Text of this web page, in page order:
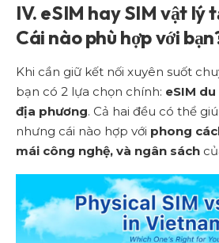
IV. eSIM hay SIM vật lý
Cái nào phù hợp với
Khi cần giữ kết nối xuyên suốt
bạn có 2 lựa chọn chính: eSIM
địa phương. Cả hai đều có thể
nhưng cái nào hợp với phong
mái công nghệ, và ngân sách